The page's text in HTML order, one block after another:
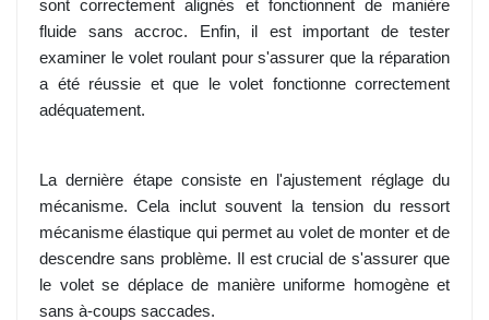
sont correctement alignés et fonctionnent de manière
fluide sans accroc. Enfin, il est important de tester
examiner le volet roulant pour s'assurer que la réparation
a été réussie et que le volet fonctionne correctement
adéquatement.
La dernière étape consiste en l'ajustement réglage du
mécanisme. Cela inclut souvent la tension du ressort
mécanisme élastique qui permet au volet de monter et de
descendre sans problème. Il est crucial de s'assurer que
le volet se déplace de manière uniforme homogène et
sans à-coups saccades.